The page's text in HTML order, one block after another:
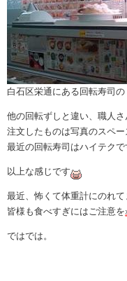
白石区栄通にある回転寿司の
他の回転ずしと違い、職人
注文したものは写真のスペ
最近の回転寿司はハイテクで
以上な感じです
最近、怖くて体重計にのれ
皆様も食べすぎにはご注意を
ではでは。